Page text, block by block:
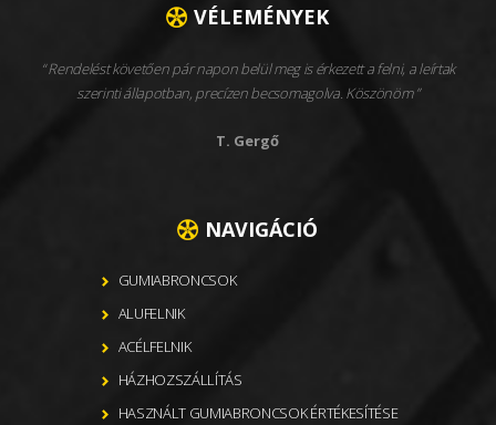
VÉLEMÉNYEK
Rendelést követően pár napon belül meg is érkezett a felni, a leírtak
szerinti állapotban, precízen becsomagolva. Köszönöm
T. Gergő
NAVIGÁCIÓ
GUMIABRONCSOK
ALUFELNIK
ACÉLFELNIK
HÁZHOZSZÁLLÍTÁS
HASZNÁLT GUMIABRONCSOK ÉRTÉKESÍTÉSE